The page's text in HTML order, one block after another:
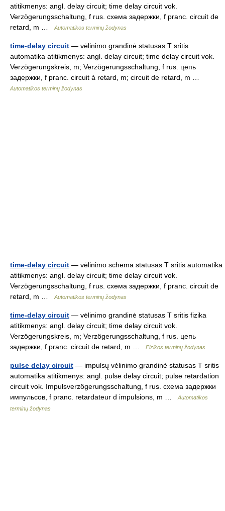
atitikmenys: angl. delay circuit; time delay circuit vok.
Verzögerungsschaltung, f rus. схема задержки, f pranc. circuit de
retard, m …
Automatikos terminų žodynas
time-delay circuit — vėlinimo grandinė statusas T sritis
automatika atitikmenys: angl. delay circuit; time delay circuit vok.
Verzögerungskreis, m; Verzögerungsschaltung, f rus. цепь
задержки, f pranc. circuit à retard, m; circuit de retard, m …
Automatikos terminų žodynas
time-delay circuit — vėlinimo schema statusas T sritis automatika
atitikmenys: angl. delay circuit; time delay circuit vok.
Verzögerungsschaltung, f rus. схема задержки, f pranc. circuit de
retard, m …
Automatikos terminų žodynas
time-delay circuit — vėlinimo grandinė statusas T sritis fizika
atitikmenys: angl. delay circuit; time delay circuit vok.
Verzögerungskreis, m; Verzögerungsschaltung, f rus. цепь
задержки, f pranc. circuit de retard, m …
Fizikos terminų žodynas
pulse delay circuit — impulsų vėlinimo grandinė statusas T sritis
automatika atitikmenys: angl. pulse delay circuit; pulse retardation
circuit vok. Impulsverzögerungsschaltung, f rus. схема задержки
импульсов, f pranc. retardateur d impulsions, m …
Automatikos
terminų žodynas